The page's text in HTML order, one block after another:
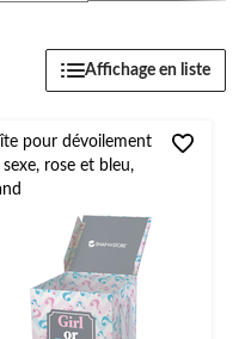
Affichage en liste
pour dévoilement
rose et bleu,